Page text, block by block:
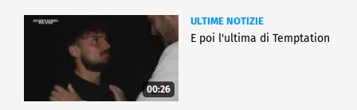
00:26
ULTIME NOTIZIE
E poi l'ultima di Temptation